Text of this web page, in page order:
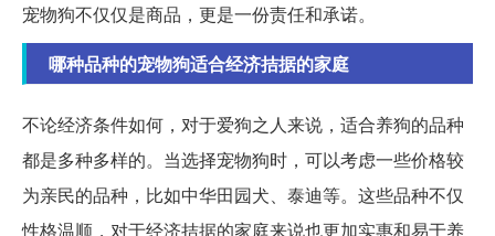
宠物狗不仅仅是商品，更是一份责任和承诺。
哪种品种的宠物狗适合经济拮据的家庭
不论经济条件如何，对于爱狗之人来说，适合养狗的品种
都是多种多样的。当选择宠物狗时，可以考虑一些价格较
为亲民的品种，比如中华田园犬、泰迪等。这些品种不仅
性格温顺，对于经济拮据的家庭来说也更加实惠和易于养